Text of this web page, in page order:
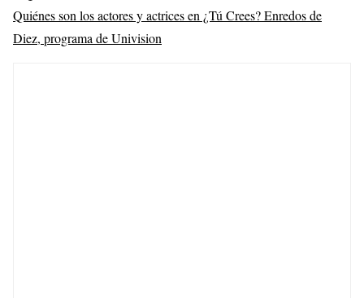
Quiénes son los actores y actrices en ¿Tú Crees? Enredos de
Diez, programa de Univision